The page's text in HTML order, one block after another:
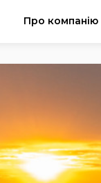
Про компанію